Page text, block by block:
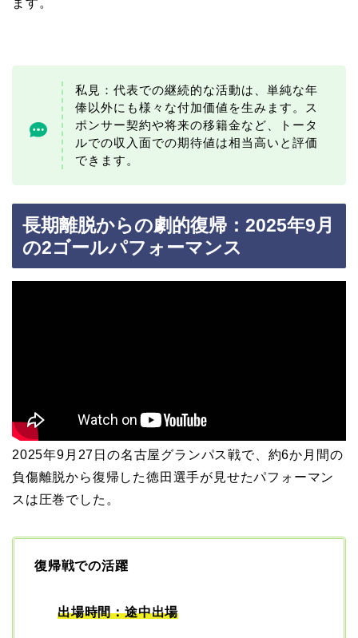
ます。
私見：代表での継続的な活動は、単純な年
俸以外にも様々な付加価値を生みます。ス
ポンサー契約や将来の移籍金など、トータ
ルでの収入面での期待値は相当高いと評価
できます。
長期離脱からの劇的復帰：2025年9月
の2ゴールパフォーマンス
2025年9月27日の名古屋グランパス戦で、約6か月間の
負傷離脱から復帰した徳田選手が見せたパフォーマン
スは圧巻でした。
復帰戦での活躍
出場時間：途中出場